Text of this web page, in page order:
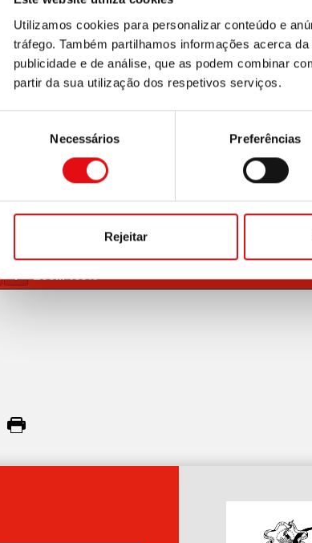
Utilizamos cookies para personalizar conteúdo e
tráfego. Também partilhamos informações acerca
publicidade e de análise, que as podem combinar
partir da sua utilização dos respetivos serviços.
consentimento
Necessários Preferências
Rejeitar
Zoom100%